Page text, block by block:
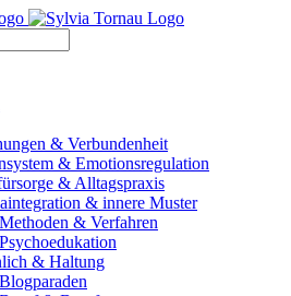
& Verbundenheit
& Emotionsregulation
& Alltagspraxis
& innere Muster
Methoden & Verfahren
Psychoedukation
& Haltung
Blogparaden